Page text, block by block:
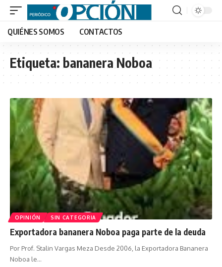
QUIÉNES SOMOS CONTACTOS
Etiqueta:bananera Noboa
OPINIÓN SIN CATEGORIA
Exportadora bananera Noboa paga parte de la deuda
Por Prof. Stalin Vargas Meza Desde 2006, la Exportadora Bananera
Noboa le…